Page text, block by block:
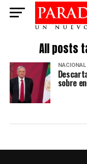
All posts
NACIONAL
sobre